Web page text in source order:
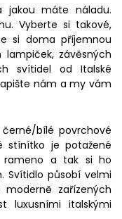
máte náladu.
Vyberte si takové,
si doma příjemnou
závěsných
svítidel od Italské
nám a my vám
bílé povrchové
stínítko je potažené
rameno a tak si ho
Svítidlo působí velmi
zařízených
luxusními italskými